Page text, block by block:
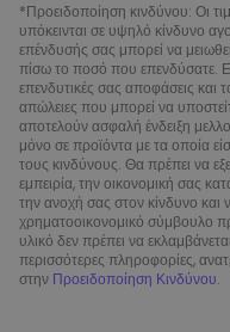
*Προειδοποίηση κινδύνου: Οι
υπόκεινται σε υψηλό κίνδυνο
επένδυσής σας μπορεί να
πίσω το ποσό που επενδύσατε.
επενδυτικές σας αποφάσεις
απώλειες που μπορεί να
αποτελούν ασφαλή ένδειξη
μόνο σε προϊόντα με τα οποία
τους κινδύνους. Θα πρέπει να
εμπειρία, την οικονομική σας
την ανοχή σας στον κίνδυνο και
χρηματοοικονομικό σύμβουλο
υλικό δεν πρέπει να
περισσότερες πληροφορίες,
στην Προειδοποίηση Κινδύνου.